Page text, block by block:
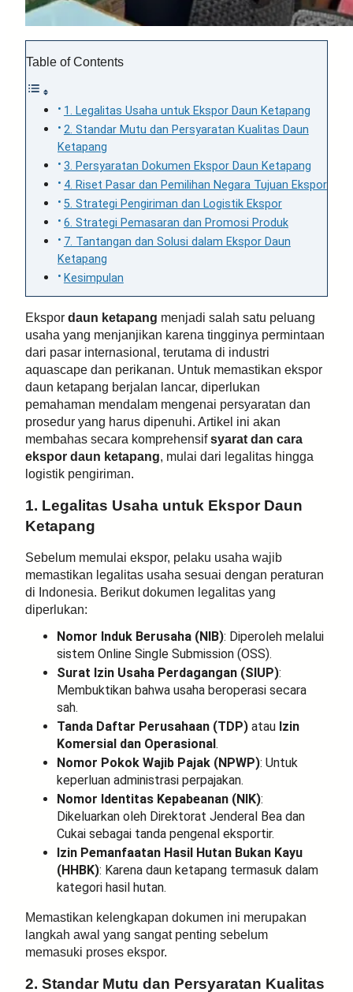
Table of Contents
1. Legalitas Usaha untuk Ekspor Daun Ketapang
2. Standar Mutu dan Persyaratan Kualitas Daun
Ketapang
3. Persyaratan Dokumen Ekspor Daun Ketapang
4. Riset Pasar dan Pemilihan Negara Tujuan Ekspor
5. Strategi Pengiriman dan Logistik Ekspor
6. Strategi Pemasaran dan Promosi Produk
7. Tantangan dan Solusi dalam Ekspor Daun
Ketapang
Kesimpulan
Ekspor daun ketapang menjadi salah satu peluang
usaha yang menjanjikan karena tingginya permintaan
dari pasar internasional, terutama di industri
aquascape dan perikanan. Untuk memastikan ekspor
daun ketapang berjalan lancar, diperlukan
pemahaman mendalam mengenai persyaratan dan
prosedur yang harus dipenuhi. Artikel ini akan
membahas secara komprehensifsyarat dan cara
ekspor daun ketapang, mulai dari legalitas hingga
logistik pengiriman.
1. Legalitas Usaha untuk Ekspor Daun
Ketapang
Sebelum memulai ekspor, pelaku usaha wajib
memastikan legalitas usaha sesuai dengan peraturan
di Indonesia. Berikut dokumen legalitas yang
diperlukan:
Nomor Induk Berusaha (NIB): Diperoleh melalui
sistem Online Single Submission (OSS).
Surat Izin Usaha Perdagangan (SIUP):
Membuktikan bahwa usaha beroperasi secara
sah.
Tanda Daftar Perusahaan (TDP) atau Izin
Komersial dan Operasional.
Nomor Pokok Wajib Pajak (NPWP): Untuk
keperluan administrasi perpajakan.
Nomor Identitas Kepabeanan (NIK):
Dikeluarkan oleh Direktorat Jenderal Bea dan
Cukai sebagai tanda pengenal eksportir.
Izin Pemanfaatan Hasil Hutan Bukan Kayu
(HHBK): Karena daun ketapang termasuk dalam
kategori hasil hutan.
Memastikan kelengkapan dokumen ini merupakan
langkah awal yang sangat penting sebelum
memasuki proses ekspor.
2. Standar Mutu dan Persyaratan Kualitas